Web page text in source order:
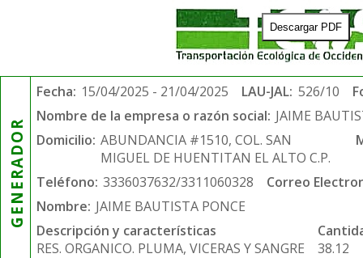
Descargar PDF
GENERADOR
Fecha: 15/04/2025 - 21/04/2025 LAU-JAL: 526/10
Nombre de la empresa o razón social: JAIME
Domicilio: ABUNDANCIA #1510, COL. SAN
MIGUEL DE HUENTITAN EL ALTO C.P.
Teléfono: 3336037632/3311060328
Correo
Nombre: JAIME BAUTISTA PONCE
Descripción y características
RES. ORGANICO. PLUMA, VICERAS Y SANGRE
38.12